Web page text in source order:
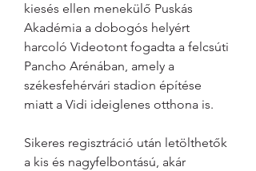
kiesés ellen menekülő Puskás
Akadémia a dobogós helyért
harcoló Videotont fogadta a felcsúti
Pancho Arénában, amely a
székesfehérvári stadion építése
miatt a Vidi ideiglenes otthona is.
Sikeres regisztráció után letölthetők
a kis és nagyfelbontású, akár